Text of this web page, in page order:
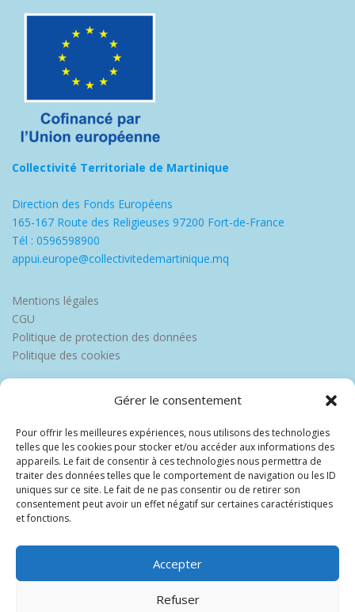
Gérer le consentement
Pour offrir les meilleures expériences, nous utilisons des technologies
telles que les cookies pour stocker et/ou accéder aux informations des
appareils. Le fait de consentir à ces technologies nous permettra de
traiter des données telles que le comportement de navigation ou les ID
uniques sur ce site. Le fait de ne pas consentir ou de retirer son
consentement peut avoir un effet négatif sur certaines caractéristiques
et fonctions.
Accepter
Refuser
Collectivité Territoriale de Martinique
Direction des Fonds Européens
165-167 Route des Religieuses 97200 Fort-de-France
Tél : 0596598900
appui.europe@collectivitedemartinique.mq
Mentions légales
CGU
Politique de protection des données
Politique des cookies